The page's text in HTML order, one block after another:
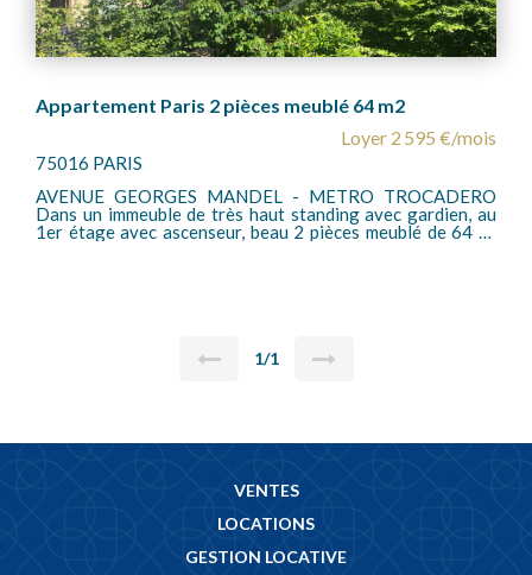
Appartement Paris 2 pièces meublé 64 m2
Loyer 2 595 €/mois
75016 PARIS
AVENUE GEORGES MANDEL - METRO TROCADERO
Dans un immeuble de très haut standing avec gardien, au
1er étage avec ascenseur, beau 2 pièces meublé de 64 m²
1/1
VENTES
LOCATIONS
GESTION LOCATIVE